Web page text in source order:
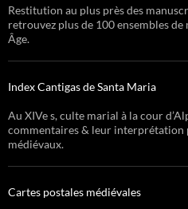
Restitution au plus près des
retrouvez plus de 100 ensembles
Âge.
Index Cantigas de Santa Maria
Au XIVe s, culte marial à la cour
commentaires & leur interprétation
médiévaux.
Cartes postales médiévales